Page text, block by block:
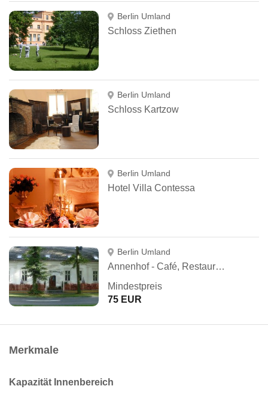
Berlin Umland
Schloss Ziethen
Berlin Umland
Schloss Kartzow
Berlin Umland
Hotel Villa Contessa
Berlin Umland
Annenhof - Café, Restaurant, Festscheune & Hotel
Mindestpreis
75 EUR
Merkmale
Kapazität Innenbereich